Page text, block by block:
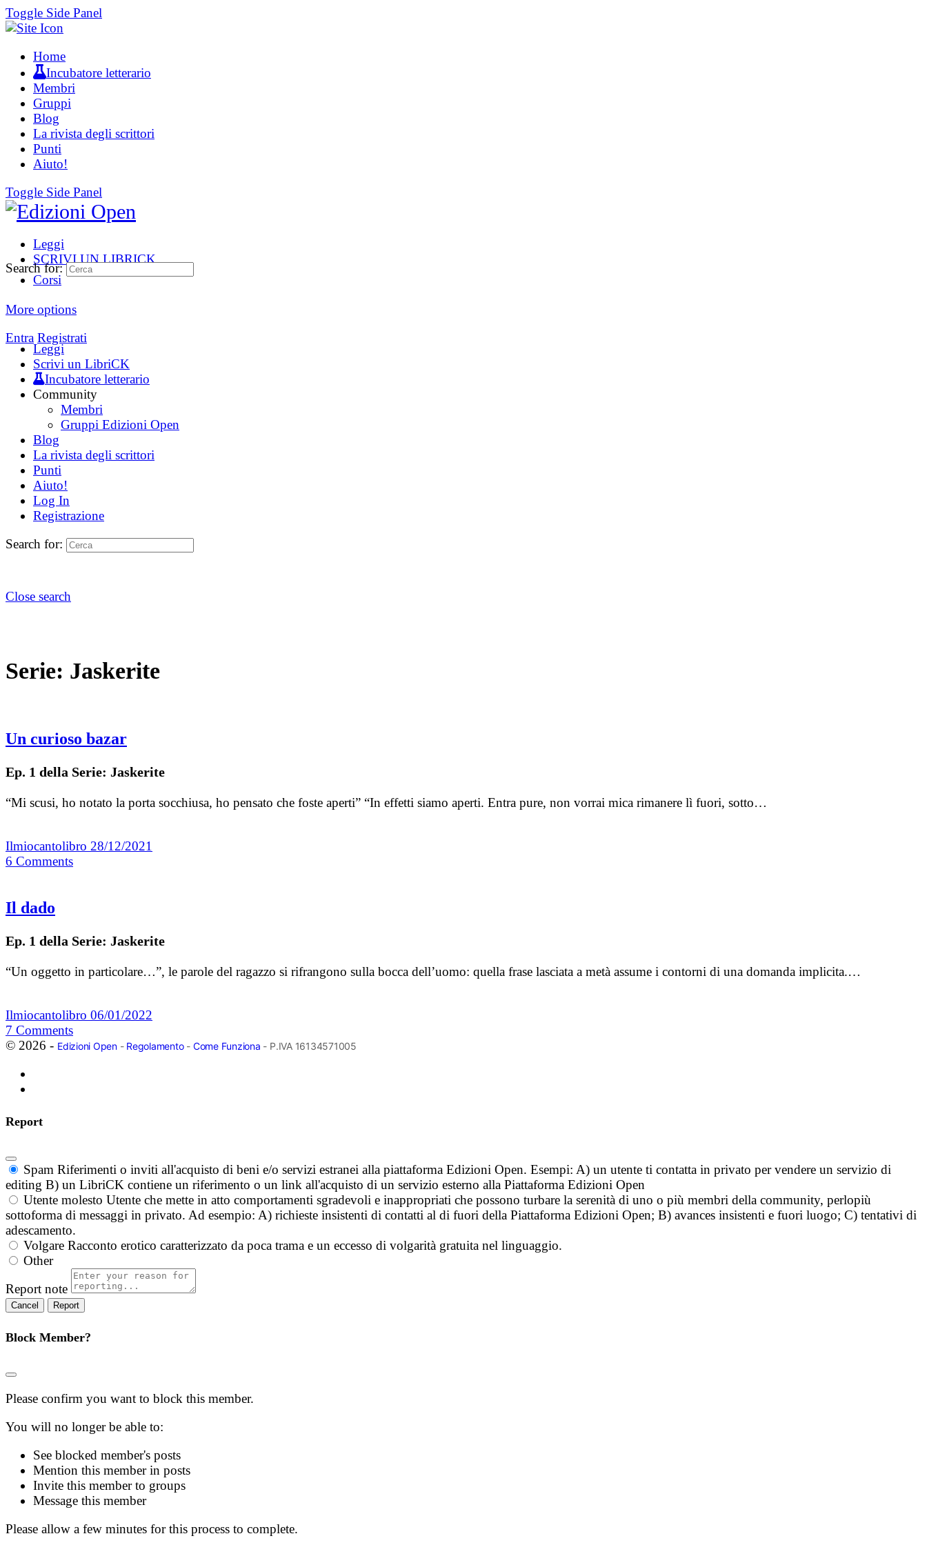
Toggle Side Panel
Home
Incubatore letterario
Membri
Gruppi
Blog
La rivista degli scrittori
Punti
Aiuto!
Toggle Side Panel
Leggi
SCRIVI UN LIBRICK
Corsi
More options
Entra Registrati
Search for:
Leggi
Scrivi un LibriCK
Incubatore letterario
Community
Membri
Gruppi Edizioni Open
Blog
La rivista degli scrittori
Punti
Aiuto!
Log In
Registrazione
Search for:
Close search
Serie: Jaskerite
Un curioso bazar
Ep. 1 della Serie: Jaskerite
“Mi scusi, ho notato la porta socchiusa, ho pensato che foste aperti” “In effetti siamo aperti. Entra pure, non vorrai mica rimanere lì fuori, sotto…
Ilmiocantolibro 28/12/2021
6 Comments
Il dado
Ep. 1 della Serie: Jaskerite
“Un oggetto in particolare…”, le parole del ragazzo si rifrangono sulla bocca dell’uomo: quella frase lasciata a metà assume i contorni di una domanda implicita.…
Ilmiocantolibro 06/01/2022
7 Comments
© 2026 - Edizioni Open- Regolamento- Come Funziona - P.IVA 16134571005
Report
Spam Riferimenti o inviti all'acquisto di beni e/o servizi estranei alla piattaforma Edizioni Open. Esempi: A) un utente ti contatta in privato per vendere un servizio di
editing B) un LibriCK contiene un riferimento o un link all'acquisto di un servizio esterno alla Piattaforma Edizioni Open
Utente molesto Utente che mette in atto comportamenti sgradevoli e inappropriati che possono turbare la serenità di uno o più membri della community, perlopiù
sottoforma di messaggi in privato. Ad esempio: A) richieste insistenti di contatti al di fuori della Piattaforma Edizioni Open; B) avances insistenti e fuori luogo; C) tentativi di
adescamento.
Volgare Racconto erotico caratterizzato da poca trama e un eccesso di volgarità gratuita nel linguaggio.
Other
Report note
Report
Block Member?
Please confirm you want to block this member.
You will no longer be able to:
See blocked member's posts
Mention this member in posts
Invite this member to groups
Message this member
Please allow a few minutes for this process to complete.